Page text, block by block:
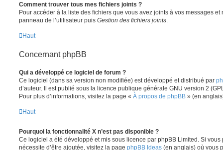
Comment trouver tous mes fichiers joints ?
Pour accéder à la liste des fichiers que vous avez joints à vos messages
panneau de l’utilisateur puis Gestion des fichiers joints
Haut
Concernant phpBB
Qui a développé ce logiciel de forum ?
Ce logiciel (dans sa version non modifiée) est développé et distribué par
d’auteur. Il est publié sous la licence publique générale GNU version 2
Pour plus d’informations, visitez la page « À propos de phpBB » (en
Haut
Pourquoi la fonctionnalité X n’est pas disponible ?
Ce logiciel a été développé et mis sous licence par phpBB Limited. Si vous
nécessite d’être ajoutée, visitez la page phpBB Ideas (en anglais) où vous